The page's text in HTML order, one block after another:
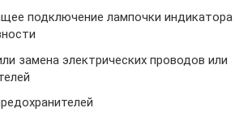
подключение лампочки индикатора
замена электрических проводов или